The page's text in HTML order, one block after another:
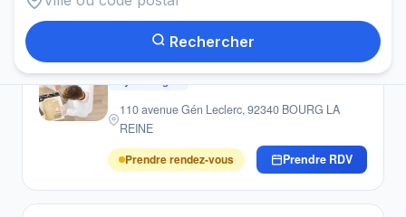
Rechercher
Gynécologue CAPELLE CLAUDINE
110 avenue Gén Leclerc, 92340 BOURG LA
REINE
Prendre rendez-vous
Prendre RDV